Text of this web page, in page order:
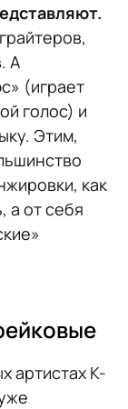
А
(играет
голос) и
Этим,
как
а от себя
артистах K-